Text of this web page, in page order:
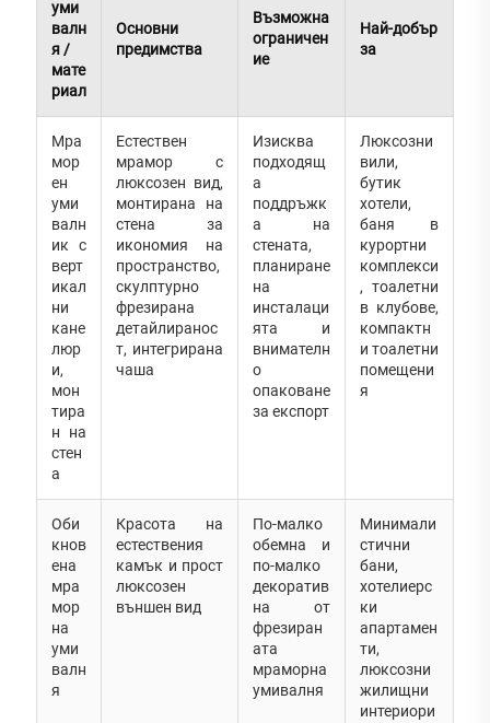
уми
валн
я /
мате
риал
Основни
предимства
Възможна
ограничен
ие
Най-добър
за
Мра
мор
ен
уми
валн
ик с
верт
икал
ни
кане
люр
и,
мон
тира
н на
стен
а
Естествен
мрамор с
люксозен вид,
монтирана на
стена за
икономия на
пространство,
скулптурно
фрезирана
детайлиранос
т, интегрирана
чаша
Изисква
подходящ
а
поддръжк
а на
стената,
планиране
на
инсталаци
ята и
внимателн
о
опаковане
за експорт
Люксозни
вили,
бутик
хотели,
баня в
курортни
комплекси
, тоалетни
в клубове,
компактн
и тоалетни
помещени
я
Оби
кнов
ена
мра
мор
на
уми
валн
я
Красота на
естествения
камък и прост
люксозен
външен вид
По-малко
обемна и
по-малко
декоратив
на от
фрезиран
ата
мраморна
умивалня
Минимали
стични
бани,
хотелиерс
ки
апартамен
ти,
люксозни
жилищни
интериори